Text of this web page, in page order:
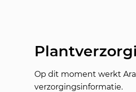
Op dit moment werkt
verzorgingsinformatie.